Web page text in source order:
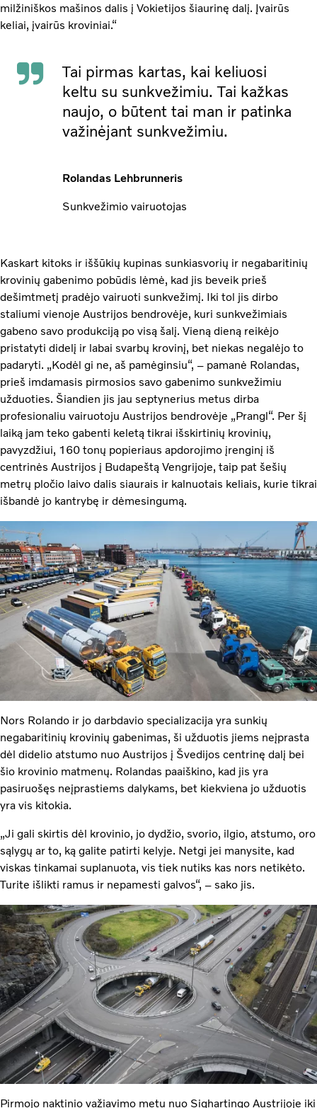
milžiniškos mašinos dalis į Vokietijos šiaurinę dalį. Įvairūs
keliai, įvairūs kroviniai.“
Tai pirmas kartas, kai keliuosi
keltu su sunkvežimiu. Tai kažkas
naujo, o būtent tai man ir patinka
važinėjant sunkvežimiu.
Rolandas Lehbrunneris
Sunkvežimio vairuotojas
Kaskart kitoks ir iššūkių kupinas sunkiasvorių ir negabaritinių
krovinių gabenimo pobūdis lėmė, kad jis beveik prieš
dešimtmetį pradėjo vairuoti sunkvežimį. Iki tol jis dirbo
staliumi vienoje Austrijos bendrovėje, kuri sunkvežimiais
gabeno savo produkciją po visą šalį. Vieną dieną reikėjo
pristatyti didelį ir labai svarbų krovinį, bet niekas negalėjo to
padaryti. „Kodėl gi ne, aš pamėginsiu“, – pamanė Rolandas,
prieš imdamasis pirmosios savo gabenimo sunkvežimiu
užduoties. Šiandien jis jau septynerius metus dirba
profesionaliu vairuotoju Austrijos bendrovėje „Prangl“. Per šį
laiką jam teko gabenti keletą tikrai išskirtinių krovinių,
pavyzdžiui, 160 tonų popieriaus apdorojimo įrenginį iš
centrinės Austrijos į Budapeštą Vengrijoje, taip pat šešių
metrų pločio laivo dalis siaurais ir kalnuotais keliais, kurie tikrai
išbandė jo kantrybę ir dėmesingumą.
Nors Rolando ir jo darbdavio specializacija yra sunkių
negabaritinių krovinių gabenimas, ši užduotis jiems neįprasta
dėl didelio atstumo nuo Austrijos į Švedijos centrinę dalį bei
šio krovinio matmenų. Rolandas paaiškino, kad jis yra
pasiruošęs neįprastiems dalykams, bet kiekviena jo užduotis
yra vis kitokia.
„Ji gali skirtis dėl krovinio, jo dydžio, svorio, ilgio, atstumo, oro
sąlygų ar to, ką galite patirti kelyje. Netgi jei manysite, kad
viskas tinkamai suplanuota, vis tiek nutiks kas nors netikėto.
Turite išlikti ramus ir nepamesti galvos“, – sako jis.
Pirmojo naktinio važiavimo metu nuo Sighartingo Austrijoje iki